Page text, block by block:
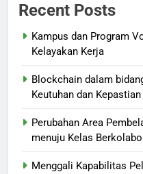
Recent Posts
Kampus dan Program
Kelayakan Kerja
Blockchain dalam
Keutuhan dan
Perubahan Area
menuju Kelas
Menggali Kapabilitas